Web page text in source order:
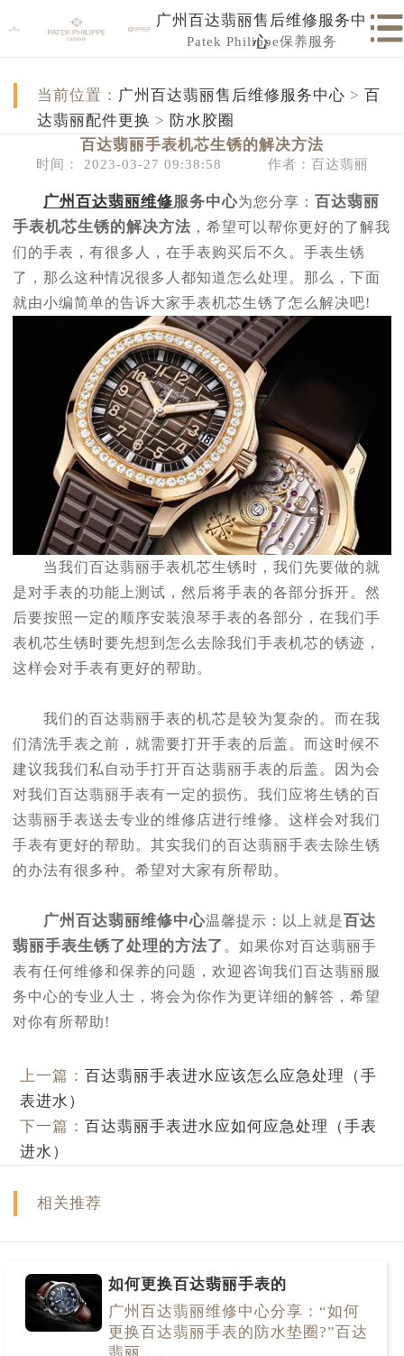
广州百达翡丽售后维修服务中
心
Patek Philippe保养服务
当前位置： 广州百达翡丽售后维修服务中心 > 百
达翡丽配件更换 > 防水胶圈
百达翡丽手表机芯生锈的解决方法
时间： 2023-03-27 09:38:58 作者：百达翡丽
广州百达翡丽维修服务中心为您分享： 百达翡丽
手表机芯生锈的解决方法 ，希望可以帮你更好的了解我
们的手表，有很多人，在手表购买后不久。手表生锈
了，那么这种情况很多人都知道怎么处理。那么，下面
就由小编简单的告诉大家手表机芯生锈了怎么解决吧!
当我们百达翡丽手表机芯生锈时，我们先要做的就
是对手表的功能上测试，然后将手表的各部分拆开。然
后要按照一定的顺序安装浪琴手表的各部分，在我们手
表机芯生锈时要先想到怎么去除我们手表机芯的锈迹，
这样会对手表有更好的帮助。
我们的百达翡丽手表的机芯是较为复杂的。而在我
们清洗手表之前，就需要打开手表的后盖。而这时候不
建议我我们私自动手打开百达翡丽手表的后盖。因为会
对我们百达翡丽手表有一定的损伤。我们应将生锈的百
达翡丽手表送去专业的维修店进行维修。这样会对我们
手表有更好的帮助。其实我们的百达翡丽手表去除生锈
的办法有很多种。希望对大家有所帮助。
广州百达翡丽维修中心温馨提示：以上就是 百达
翡丽手表生锈了处理的方法了 。如果你对百达翡丽手
表有任何维修和保养的问题，欢迎咨询我们百达翡丽服
务中心的专业人士，将会为你作为更详细的解答，希望
对你有所帮助!
上一篇：百达翡丽手表进水应该怎么应急处理（手
表进水）
下一篇：百达翡丽手表进水应如何应急处理（手表
进水）
相关推荐
如何更换百达翡丽手表的
广州百达翡丽维修中心分享：“如何
更换百达翡丽手表的防水垫圈?”百达